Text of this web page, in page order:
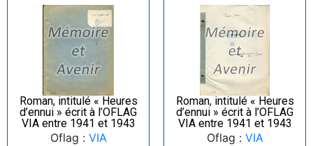
Roman, intitulé « Heures
d’ennui » écrit à l’OFLAG
VIA entre 1941 et 1943
Oflag : VIA
Roman, intitulé « Heures
d’ennui » écrit à l’OFLAG
VIA entre 1941 et 1943
Oflag : VIA